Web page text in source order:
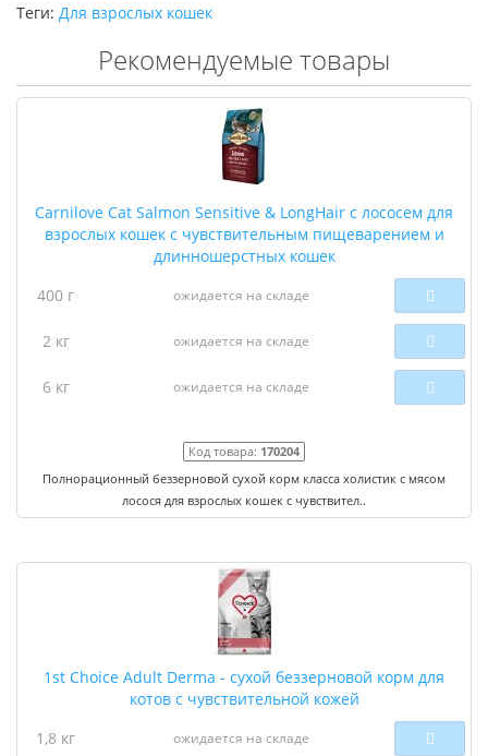
Теги: Для взрослых кошек
Рекомендуемые товары
Carnilove Cat Salmon Sensitive & LongHair с лососем для
взрослых кошек с чувствительным пищеварением и
длинношерстных кошек
400 г
ожидается на складе
2 кг ожидается на складе
6 кг ожидается на складе
Код товара: 170204
Полнорационный беззерновой сухой корм класса холистик с мясом
лосося для взрослых кошек с чувствител..
1st Choice Adult Derma - сухой беззерновой корм для
котов с чувствительной кожей
1,8 кг
ожидается на складе